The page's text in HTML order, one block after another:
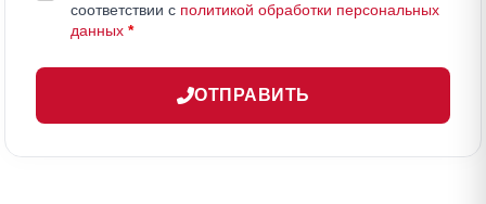
соответствии с политикой обработки персональных
данных *
ОТПРАВИТЬ